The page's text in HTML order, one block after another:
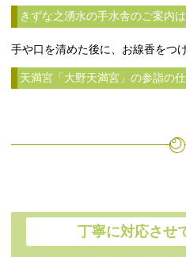
きずな之湧水の手水舎のご案内
手や口を清めた後に、お線香をつ
天満宮「大野天満宮」の参詣の
丁寧に対応させ